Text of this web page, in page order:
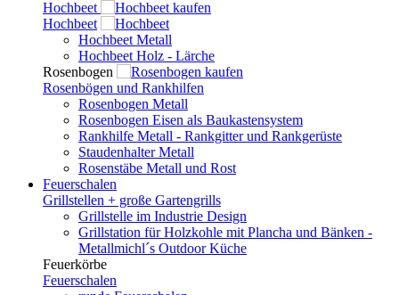
Hochbeet
Hochbeet
Hochbeet Metall
Hochbeet Holz - Lärche
Rosenbogen
Rosenbögen und Rankhilfen
Rosenbogen Metall
Rosenbogen Eisen als Baukastensystem
Rankhilfe Metall - Rankgitter und Rankgerüste
Staudenhalter Metall
Rosenstäbe Metall und Rost
Feuerschalen
Grillstellen + große Gartengrills
Grillstelle im Industrie Design
Grillstation für Holzkohle mit Plancha und Bänken -
Metallmichl´s Outdoor Küche
Feuerkörbe
Feuerschalen